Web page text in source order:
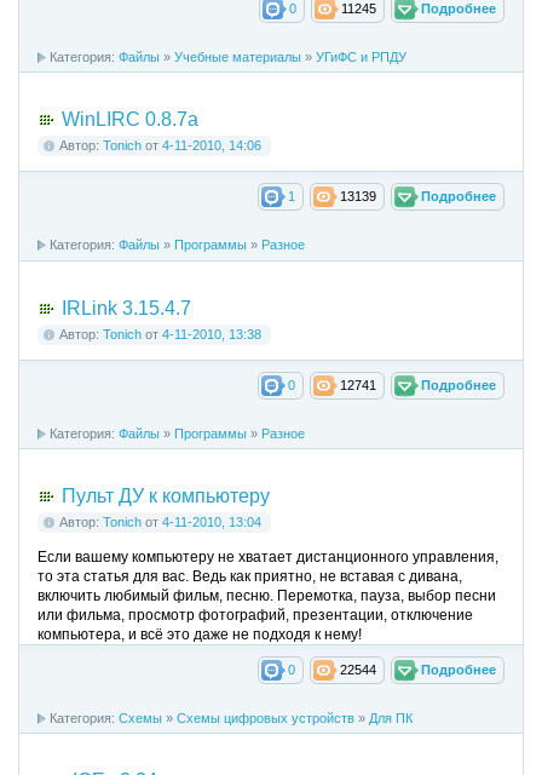
Подробнее
11245
0
Категория: Файлы » Учебные материалы » УГиФС и РПДУ
WinLIRC 0.8.7a
Автор: Tonich от 4-11-2010, 14:06
Подробнее
13139
1
Категория: Файлы » Программы » Разное
IRLink 3.15.4.7
Автор: Tonich от 4-11-2010, 13:38
Подробнее
12741
0
Категория: Файлы » Программы » Разное
Пульт ДУ к компьютеру
Автор: Tonich от 4-11-2010, 13:04
Если вашему компьютеру не хватает дистанционного управления,
то эта статья для вас. Ведь как приятно, не вставая с дивана,
включить любимый фильм, песню. Перемотка, пауза, выбор песни
или фильма, просмотр фотографий, презентации, отключение
компьютера, и всё это даже не подходя к нему!
Подробнее
22544
0
Категория: Схемы » Схемы цифровых устройств » Для ПК